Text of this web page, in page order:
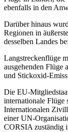
ebenfalls in den
Darüber hinaus
Regionen in
desselben Landes
Langstreckenflüge
ausgehenden Flüge
und Stickoxid-
Die EU-
internationale Flüge
Internationalen
einer UN-
CORSIA zuständig